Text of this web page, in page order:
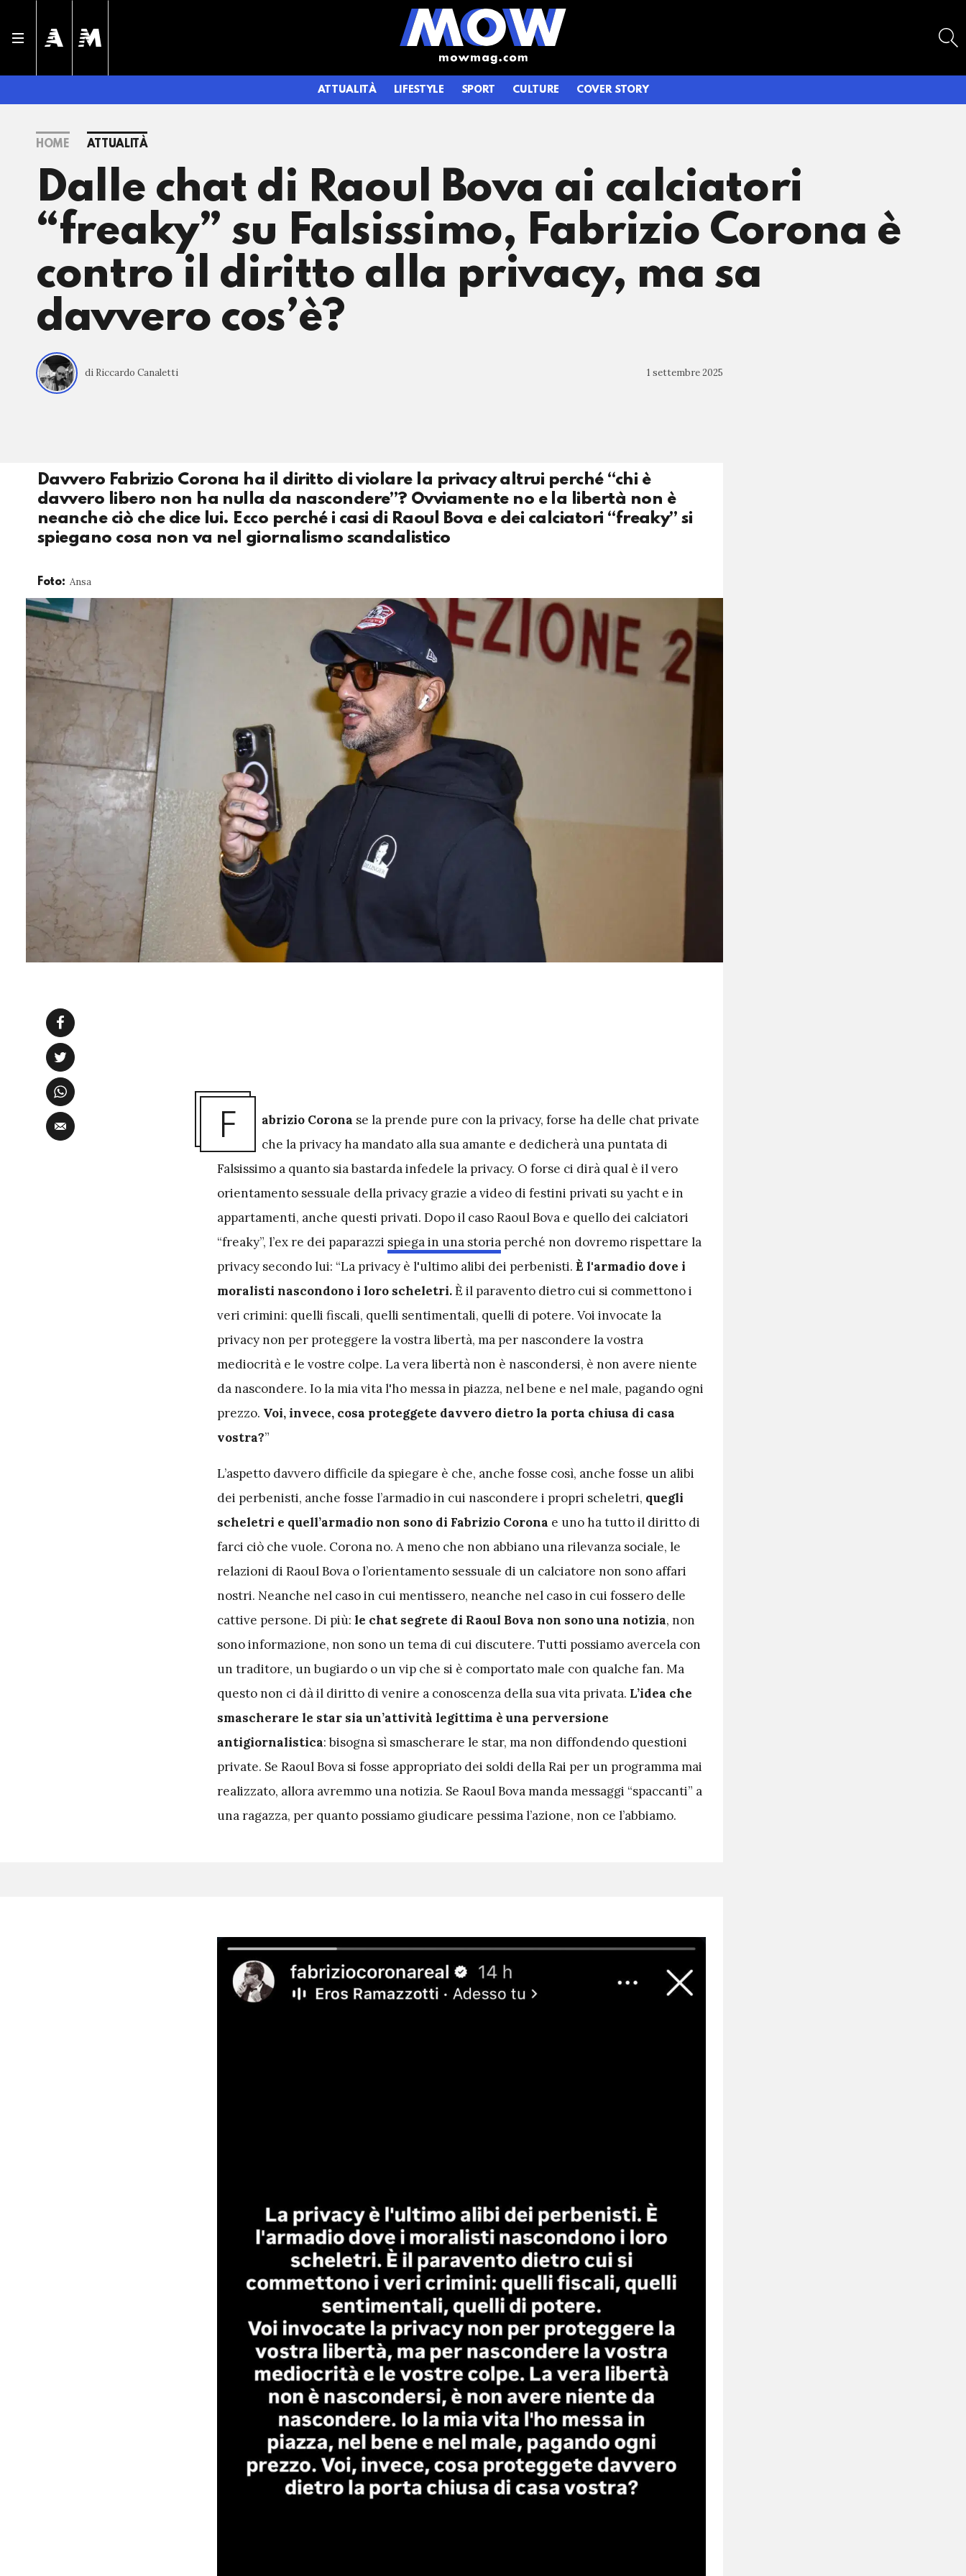
ATTUALITÀ LIFESTYLE SPORT CULTURE COVER STORY
HOME ATTUALITÀ
Dalle chat di Raoul Bova ai calciatori
“freaky” su Falsissimo, Fabrizio Corona è
contro il diritto alla privacy, ma sa
davvero cos’è?
di Riccardo Canaletti 1 settembre 2025
Davvero Fabrizio Corona ha il diritto di violare la privacy altrui perché “chi è
davvero libero non ha nulla da nascondere”? Ovviamente no e la libertà non è
neanche ciò che dice lui. Ecco perché i casi di Raoul Bova e dei calciatori “freaky” si
spiegano cosa non va nel giornalismo scandalistico
Foto: Ansa
F abrizio Corona se la prende pure con la privacy, forse ha delle chat private
che la privacy ha mandato alla sua amante e dedicherà una puntata di
Falsissimo a quanto sia bastarda infedele la privacy. O forse ci dirà qual è il vero
orientamento sessuale della privacy grazie a video di festini privati su yacht e in
appartamenti, anche questi privati. Dopo il caso Raoul Bova e quello dei calciatori
“freaky”, l’ex re dei paparazzi spiega in una storia perché non dovremo rispettare la
privacy secondo lui: “La privacy è l'ultimo alibi dei perbenisti. È l'armadio dove i
moralisti nascondono i loro scheletri.È il paravento dietro cui si commettono i
veri crimini: quelli fiscali, quelli sentimentali, quelli di potere. Voi invocate la
privacy non per proteggere la vostra libertà, ma per nascondere la vostra
mediocrità e le vostre colpe. La vera libertà non è nascondersi, è non avere niente
da nascondere. Io la mia vita l'ho messa in piazza, nel bene e nel male, pagando ogni
prezzo. Voi, invece, cosa proteggete davvero dietro la porta chiusa di casa
vostra?”
L’aspetto davvero difficile da spiegare è che, anche fosse così, anche fosse un alibi
dei perbenisti, anche fosse l’armadio in cui nascondere i propri scheletri, quegli
scheletri e quell’armadio non sono di Fabrizio Corona e uno ha tutto il diritto di
farci ciò che vuole. Corona no. A meno che non abbiano una rilevanza sociale, le
relazioni di Raoul Bova o l’orientamento sessuale di un calciatore non sono affari
nostri. Neanche nel caso in cui mentissero, neanche nel caso in cui fossero delle
cattive persone. Di più: le chat segrete di Raoul Bova non sono una notizia, non
sono informazione, non sono un tema di cui discutere. Tutti possiamo avercela con
un traditore, un bugiardo o un vip che si è comportato male con qualche fan. Ma
questo non ci dà il diritto di venire a conoscenza della sua vita privata. L’idea che
smascherare le star sia un’attività legittima è una perversione
antigiornalistica: bisogna sì smascherare le star, ma non diffondendo questioni
private. Se Raoul Bova si fosse appropriato dei soldi della Rai per un programma mai
realizzato, allora avremmo una notizia. Se Raoul Bova manda messaggi “spaccanti” a
una ragazza, per quanto possiamo giudicare pessima l’azione, non ce l’abbiamo.